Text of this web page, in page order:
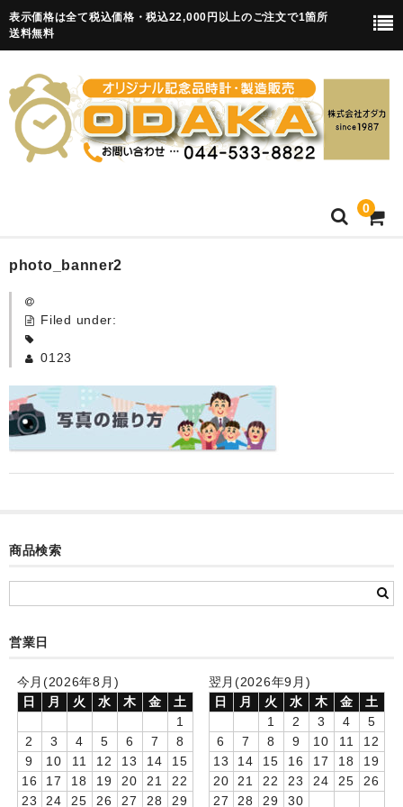
表示価格は全て税込価格・税込22,000円以上のご注文で1箇所
送料無料
0
HOME
卒園記念品
カード付フォトフレームクロック(集合)
目覚まし時計(集合＋個別)
お絵かきギャラリープラス(絵＋個別)
メロディ時計(個別)
知育時計
お絵かきギャラリー
自作オリジナル時計
photo_banner2
Filed under:
0123
商品検索
営業日
今月(2026年8月)
日
月 火 水 木 金
土
1
2
3 4 5 6 7
8
9
10 11 12 13 14
15
16
17 18 19 20 21
22
23
24 25 26 27 28 29
翌月(2026年9月)
日
月 火 水 木 金
土
1
2 3 4
5
6
7 8 9 10 11
12
13
14 15 16 17 18
19
20
21 22 23 24 25
26
27
28 29 30